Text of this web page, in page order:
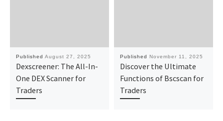
Published August 27, 2025
Dexscreener: The All-In-
One DEX Scanner for
Traders
Published November 11, 2025
Discover the Ultimate
Functions of Bscscan for
Traders